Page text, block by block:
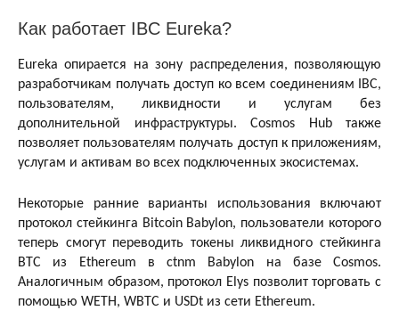
Как работает IBC Eureka?
Eureka опирается на зону распределения, позволяющую
разработчикам получать доступ ко всем соединениям IBC,
пользователям, ликвидности и услугам без
дополнительной инфраструктуры. Cosmos Hub также
позволяет пользователям получать доступ к приложениям,
услугам и активам во всех подключенных экосистемах.
Некоторые ранние варианты использования включают
протокол стейкинга Bitcoin Babylon, пользователи которого
теперь смогут переводить токены ликвидного стейкинга
BTC из Ethereum в ctnm Babylon на базе Cosmos.
Аналогичным образом, протокол Elys позволит торговать с
помощью WETH, WBTC и USDt из сети Ethereum.